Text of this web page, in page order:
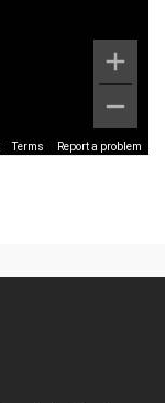
Terms Report a problem